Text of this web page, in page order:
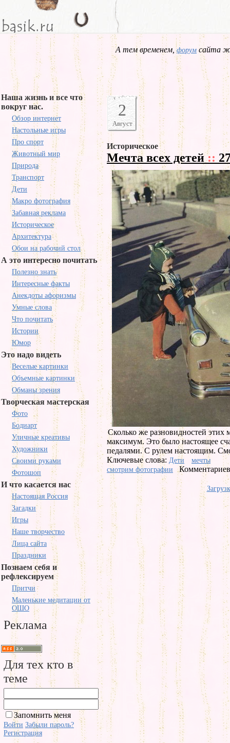
А тем временем,форум сайта
Наша жизнь и все что
вокруг нас.
Обзор интернет
Настольные игры
Про спорт
Животный мир
Природа
Транспорт
Дети
Макро фотография
Забавная реклама
Историческое
Архитектура
Обои на рабочий стол
А это интересно почитать
Полезно знать
Интересные факты
Анекдоты афоризмы
Умные слова
Что почитать
Истории
Юмор
Это надо видеть
Веселые картинки
Объемные картинки
Обманы зрения
Творческая мастерская
Фото
Бодиарт
Уличные креативы
Художники
Своими руками
Фотошоп
И что касается нас
Настоящая Россия
Загадки
Игры
Наше творчество
Лица сайта
Праздники
Познаем себя и
рефлексируем
Притчи
Маленькие медитации от
ОШО
Реклама
Для тех кто в
теме
Запомнить меня
Войти Забыли пароль?
Регистрация
2
Август
Историческое
Мечта всех детей::
Сколько же разновидностей
максимум. Это было настоящее
педалями. С рулем настоящим.
Ключевые слова: Дети
мечты
смотрим фотографии